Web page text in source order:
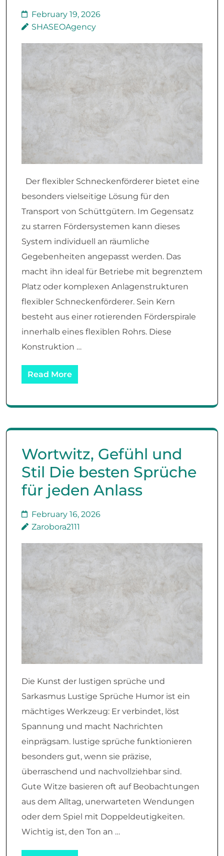
February 19, 2026
SHASEOAgency
Der flexibler Schneckenförderer bietet eine
besonders vielseitige Lösung für den
Transport von Schüttgütern. Im Gegensatz
zu starren Fördersystemen kann dieses
System individuell an räumliche
Gegebenheiten angepasst werden. Das
macht ihn ideal für Betriebe mit begrenztem
Platz oder komplexen Anlagenstrukturen
flexibler Schneckenförderer. Sein Kern
besteht aus einer rotierenden Förderspirale
innerhalb eines flexiblen Rohrs. Diese
Konstruktion …
Read More
Wortwitz, Gefühl und
Stil Die besten Sprüche
für jeden Anlass
February 16, 2026
Zarobora2111
Die Kunst der lustigen sprüche und
Sarkasmus Lustige Sprüche Humor ist ein
mächtiges Werkzeug: Er verbindet, löst
Spannung und macht Nachrichten
einprägsam. lustige sprüche funktionieren
besonders gut, wenn sie präzise,
überraschend und nachvollziehbar sind.
Gute Witze basieren oft auf Beobachtungen
aus dem Alltag, unerwarteten Wendungen
oder dem Spiel mit Doppeldeutigkeiten.
Wichtig ist, den Ton an …